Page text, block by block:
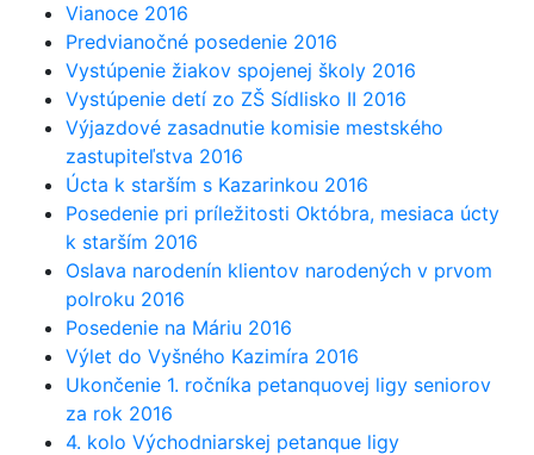
Vianoce 2016
Predvianočné posedenie 2016
Vystúpenie žiakov spojenej školy 2016
Vystúpenie detí zo ZŠ Sídlisko II 2016
Výjazdové zasadnutie komisie mestského
zastupiteľstva 2016
Úcta k starším s Kazarinkou 2016
Posedenie pri príležitosti Októbra, mesiaca úcty
k starším 2016
Oslava narodenín klientov narodených v prvom
polroku 2016
Posedenie na Máriu 2016
Výlet do Vyšného Kazimíra 2016
Ukončenie 1. ročníka petanquovej ligy seniorov
za rok 2016
4. kolo Východniarskej petanque ligy